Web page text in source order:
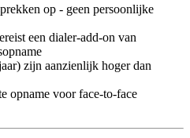
op - geen persoonlijke
een dialer-add-on van
zijn aanzienlijk hoger dan
opname voor face-to-face